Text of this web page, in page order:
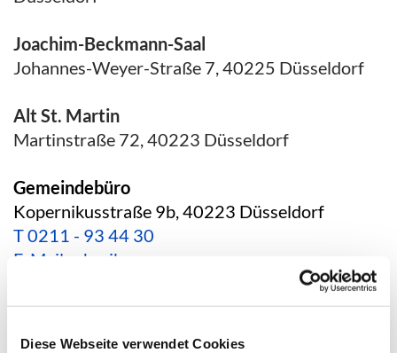
Diese Webseite verwendet Cookies
Joachim-Beckmann-Saal
Johannes-Weyer-Straße 7, 40225 Düsseldorf
Alt St. Martin
Martinstraße 72, 40223 Düsseldorf
Gemeindebüro
Kopernikusstraße 9b, 40223 Düsseldorf
T0211 - 93 44 30
E-Mail schreiben
*Aktuelle Hinweise zur Erreichbarkeit findest du
hier*